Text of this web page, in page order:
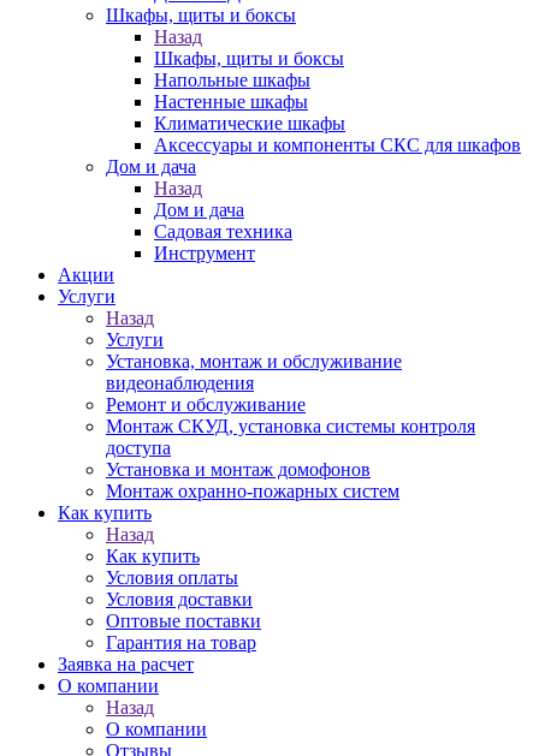
Шкафы, щиты и боксы
Назад
Шкафы, щиты и боксы
Напольные шкафы
Настенные шкафы
Климатические шкафы
Аксессуары и компоненты СКС для шкафов
Дом и дача
Назад
Дом и дача
Садовая техника
Инструмент
Акции
Услуги
Назад
Услуги
Установка, монтаж и обслуживание
видеонаблюдения
Ремонт и обслуживание
Монтаж СКУД, установка системы контроля
доступа
Установка и монтаж домофонов
Монтаж охранно-пожарных систем
Как купить
Назад
Как купить
Условия оплаты
Условия доставки
Оптовые поставки
Гарантия на товар
Заявка на расчет
О компании
Назад
О компании
Отзывы